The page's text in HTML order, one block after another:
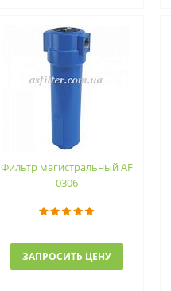
Фильтр магистральный AF
0306
ЗАПРОСИТЬ ЦЕНУ